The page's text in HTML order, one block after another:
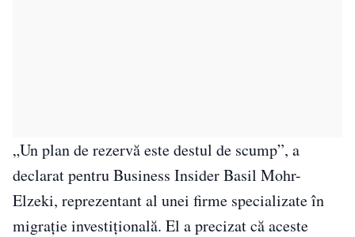
„Un plan de rezervă este destul de scump”, a
declarat pentru Business Insider Basil Mohr-
Elzeki, reprezentant al unei firme specializate în
migrație investițională. El a precizat că aceste